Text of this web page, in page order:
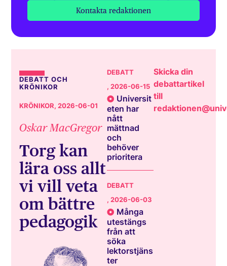
Kontakta redaktionen
DEBATT OCH
KRÖNIKOR
KRÖNIKOR, 2026-06-01
Oskar MacGregor
Torg kan
lära oss allt
vi vill veta
om bättre
pedagogik
DEBATT
, 2026-06-15
Universit
eten har
nått
mättnad
och
behöver
prioritera
DEBATT
, 2026-06-03
Många
utestängs
från att
söka
lektorstjäns
ter
Skicka din
debattartikel
till